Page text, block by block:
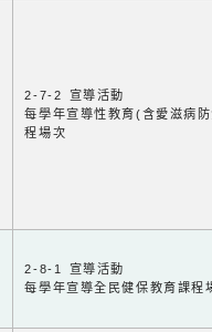
2-7-2 宣導活動
每學年宣導性教育(含愛滋病
程場次
2-8-1 宣導活動
每學年宣導全民健保教育課程